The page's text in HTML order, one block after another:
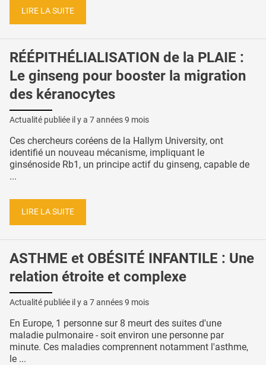
LIRE LA SUITE
RÉÉPITHÉLIALISATION de la PLAIE :
Le ginseng pour booster la migration
des kéranocytes
Actualité publiée il y a 7 années 9 mois
Ces chercheurs coréens de la Hallym University, ont
identifié un nouveau mécanisme, impliquant le
ginsénoside Rb1, un principe actif du ginseng, capable de
...
LIRE LA SUITE
ASTHME et OBÉSITÉ INFANTILE : Une
relation étroite et complexe
Actualité publiée il y a 7 années 9 mois
En Europe, 1 personne sur 8 meurt des suites d'une
maladie pulmonaire - soit environ une personne par
minute. Ces maladies comprennent notamment l'asthme,
le ...